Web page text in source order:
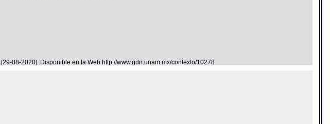
08-2020]. Disponible en la Web http://www.gdn.unam.mx/contexto/10278